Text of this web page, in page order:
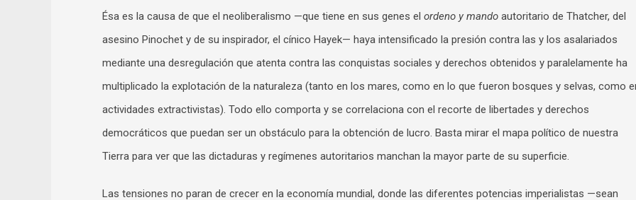
Ésa es la causa de que el neoliberalismo —que tiene en sus genes el ordeno y mando autoritario de Thatcher, del
asesino Pinochet y de su inspirador, el cínico Hayek— haya intensificado la presión contra las y los asalariados
mediante una desregulación que atenta contra las conquistas sociales y derechos obtenidos y paralelamente ha
multiplicado la explotación de la naturaleza (tanto en los mares, como en lo que fueron bosques y selvas, como
actividades extractivistas). Todo ello comporta y se correlaciona con el recorte de libertades y derechos
democráticos que puedan ser un obstáculo para la obtención de lucro. Basta mirar el mapa político de nuestra
Tierra para ver que las dictaduras y regímenes autoritarios manchan la mayor parte de su superficie.
Las tensiones no paran de crecer en la economía mundial, donde las diferentes potencias imperialistas —sean